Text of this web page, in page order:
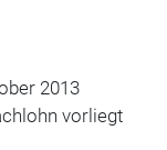
2013
vorliegt